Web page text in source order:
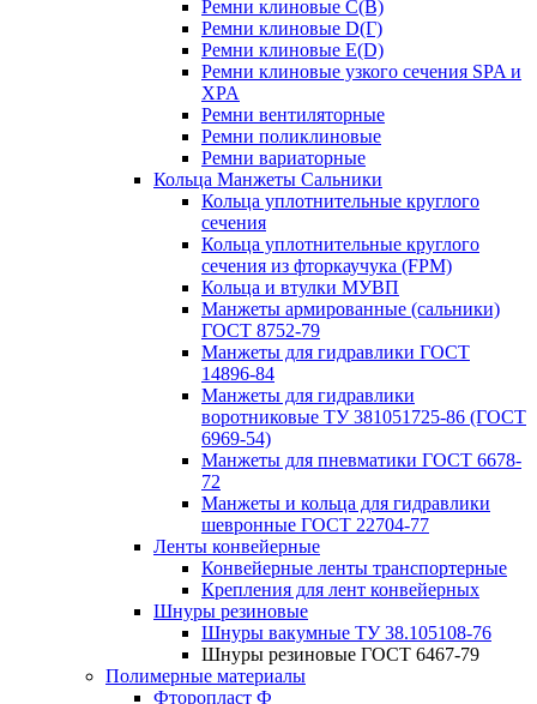
Ремни клиновые C(В)
Ремни клиновые D(Г)
Ремни клиновые Е(D)
Ремни клиновые узкого сечения SPA и
XPA
Ремни вентиляторные
Ремни поликлиновые
Ремни вариаторные
Кольца Манжеты Сальники
Кольца уплотнительные круглого
сечения
Кольца уплотнительные круглого
сечения из фторкаучука (FPM)
Кольца и втулки МУВП
Манжеты армированные (сальники)
ГОСТ 8752-79
Манжеты для гидравлики ГОСТ
14896-84
Манжеты для гидравлики
воротниковые ТУ 381051725-86 (ГОСТ
6969-54)
Манжеты для пневматики ГОСТ 6678-
72
Манжеты и кольца для гидравлики
шевронные ГОСТ 22704-77
Ленты конвейерные
Конвейерные ленты транспортерные
Крепления для лент конвейерных
Шнуры резиновые
Шнуры вакумные ТУ 38.105108-76
Шнуры резиновые ГОСТ 6467-79
Полимерные материалы
Фторопласт Ф